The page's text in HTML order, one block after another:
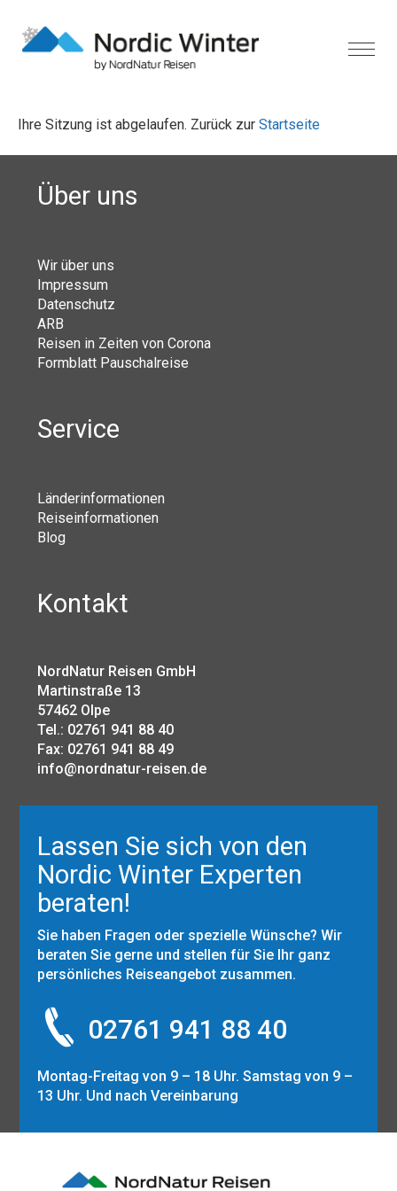
Ihre Sitzung ist abgelaufen. Zurück zur Startseite
Über uns
Wir über uns
Impressum
Datenschutz
ARB
Reisen in Zeiten von Corona
Formblatt Pauschalreise
Service
Länderinformationen
Reiseinformationen
Blog
Kontakt
NordNatur Reisen GmbH
Martinstraße 13
57462 Olpe
Tel.: 02761 941 88 40
Fax: 02761 941 88 49
info@nordnatur-reisen.de
Lassen Sie sich von den
Nordic Winter Experten
beraten!
Sie haben Fragen oder spezielle Wünsche? Wir
beraten Sie gerne und stellen für Sie Ihr ganz
persönliches Reiseangebot zusammen.
02761 941 88 40
Montag-Freitag von 9 – 18 Uhr. Samstag von 9 –
13 Uhr. Und nach Vereinbarung